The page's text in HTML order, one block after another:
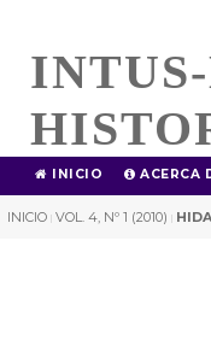
INICIO ACERCA
INICIO | VOL. 4, Nº 1 (2010) |